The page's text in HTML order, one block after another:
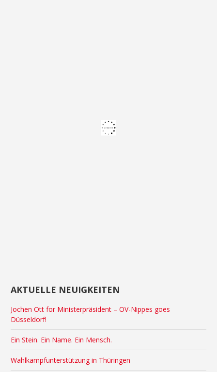
AKTUELLE NEUIGKEITEN
Jochen Ott for Ministerpräsident – OV-Nippes goes
Düsseldorf!
Ein Stein. Ein Name. Ein Mensch.
Wahlkampfunterstützung in Thüringen